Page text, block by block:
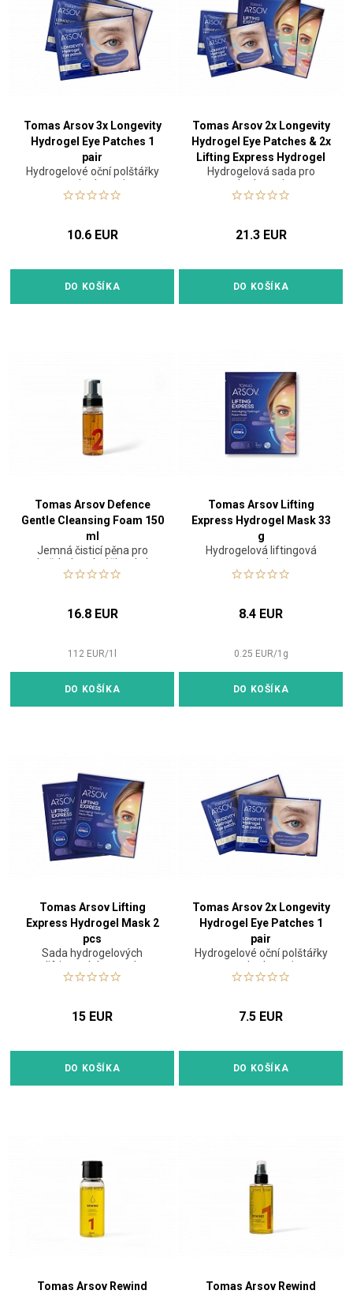
Tomas Arsov 3x Longevity
Hydrogel Eye Patches 1
pair
Hydrogelové oční polštářky
pro hydrataci
10.6 EUR
DO KOŠÍKA
Tomas Arsov 2x Longevity
Hydrogel Eye Patches & 2x
Lifting Express Hydrogel
Mask Set
Hydrogelová sada pro
hydrataci
21.3 EUR
DO KOŠÍKA
Tomas Arsov Defence
Gentle Cleansing Foam 150
ml
Jemná čisticí pěna pro
každodenní péči o pleť
16.8 EUR
112 EUR/1
DO KOŠÍKA
Tomas Arsov Lifting
Express Hydrogel Mask 33
g
Hydrogelová liftingová
maska
8.4 EUR
0.25 EUR/1 g
DO KOŠÍKA
Tomas Arsov Lifting
Express Hydrogel Mask 2
pcs
Sada hydrogelových
liftingových masek
15 EUR
DO KOŠÍKA
Tomas Arsov 2x Longevity
Hydrogel Eye Patches 1
pair
Hydrogelové oční polštářky
pro hydrataci
7.5 EUR
DO KOŠÍKA
Tomas Arsov Rewind Tomas Arsov Rewind